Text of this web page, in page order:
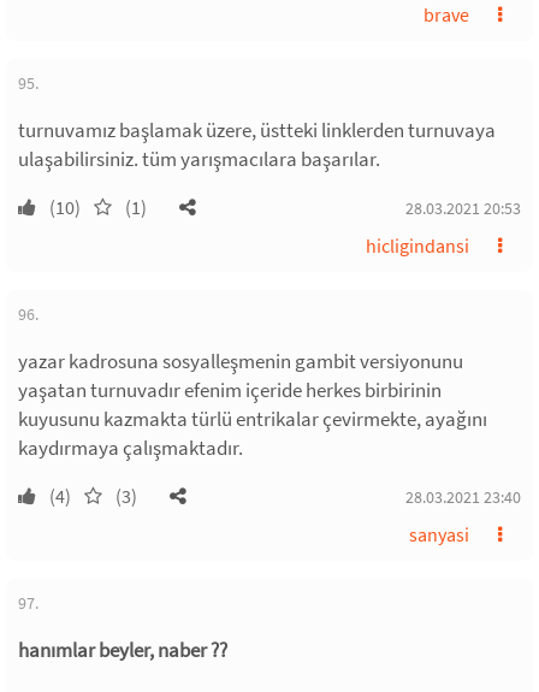
brave
95.
turnuvamız başlamak üzere, üstteki linklerden turnuvaya
ulaşabilirsiniz. tüm yarışmacılara başarılar.
(10) (1) 28.03.2021 20:53
hicligindansi
96.
yazar kadrosuna sosyalleşmenin gambit versiyonunu
yaşatan turnuvadır efenim içeride herkes birbirinin
kuyusunu kazmakta türlü entrikalar çevirmekte, ayağını
kaydırmaya çalışmaktadır.
(4) (3) 28.03.2021 23:40
sanyasi
97.
hanımlar beyler, naber ??